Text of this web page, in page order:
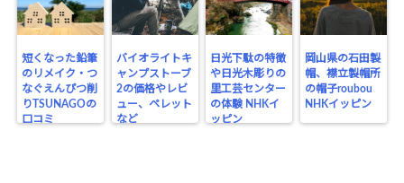
短くなった鉛筆
のリメイク・つ
なぐえんぴつ削
りTSUNAGOの
口コミ
バイオライトキ
ャンプストーブ
2の価格やレビ
ュー、ペレット
など
日光下駄の特徴
や日光木彫りの
里工芸センター
の体験 NHKイ
ッピン
岡山県の石田製
帽、襟立製帽所
の帽子roubou
NHKイッピン